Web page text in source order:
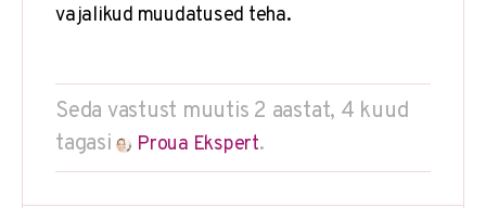
vajalikud muudatused teha.
Seda vastust muutis 2 aastat, 4 kuud
tagasi
Proua Ekspert.